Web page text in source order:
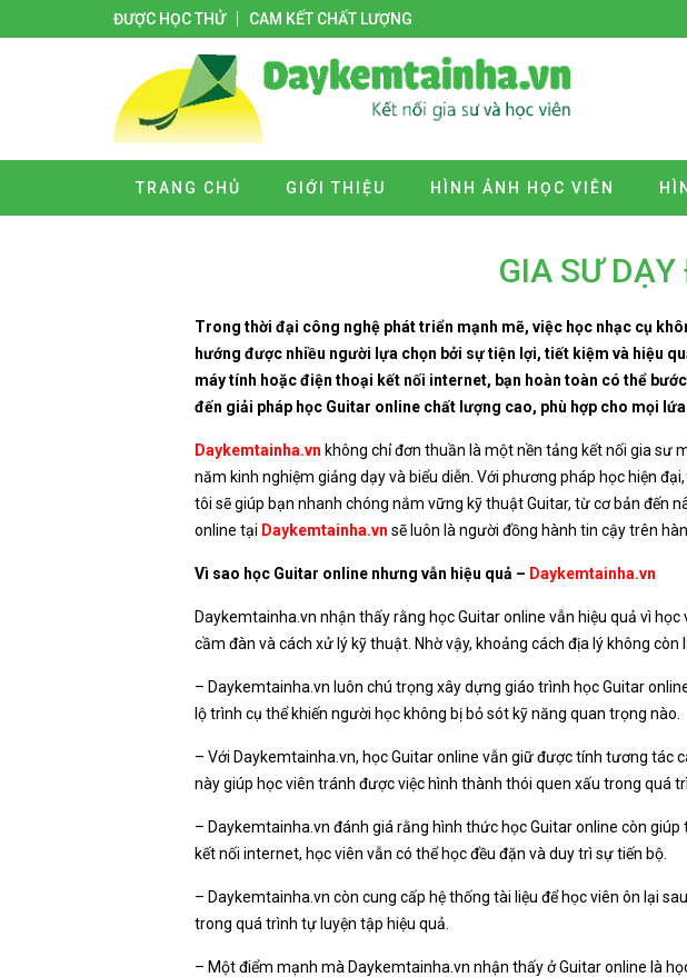
ĐƯỢC HỌC THỬ CAM KẾT CHẤT LƯỢNG
TRANG CHỦ GIỚI THIỆU HÌNH ẢNH HỌC VIÊN
GIA SƯ
Trong thời đại công nghệ phát triển mạnh mẽ, việc học nhạc cụ
hướng được nhiều người lựa chọn bởi sự tiện lợi, tiết kiệm và hiệu
máy tính hoặc điện thoại kết nối internet, bạn hoàn toàn có thể
đến giải pháp học Guitar online chất lượng cao, phù hợp cho mọi
Daykemtainha.vn không chỉ đơn thuần là một nền tảng kết nối gia sư
năm kinh nghiệm giảng dạy và biểu diễn. Với phương pháp học hiện
tôi sẽ giúp bạn nhanh chóng nắm vững kỹ thuật Guitar, từ cơ bản đến
online tại Daykemtainha.vn sẽ luôn là người đồng hành tin cậy trên
Vì sao học Guitar online nhưng vẫn hiệu quả – Daykemtainha.vn
Daykemtainha.vn nhận thấy rằng học Guitar online vẫn hiệu quả vì
cầm đàn và cách xử lý kỹ thuật. Nhờ vậy, khoảng cách địa lý không
– Daykemtainha.vn luôn chú trọng xây dựng giáo trình học Guitar
lộ trình cụ thể khiến người học không bị bỏ sót kỹ năng quan trọng nào.
– Với Daykemtainha.vn, học Guitar online vẫn giữ được tính tương tác
này giúp học viên tránh được việc hình thành thói quen xấu trong quá
– Daykemtainha.vn đánh giá rằng hình thức học Guitar online còn
kết nối internet, học viên vẫn có thể học đều đặn và duy trì sự tiến bộ.
– Daykemtainha.vn còn cung cấp hệ thống tài liệu để học viên ôn lại
trong quá trình tự luyện tập hiệu quả.
– Một điểm mạnh mà Daykemtainha.vn nhận thấy ở Guitar online là